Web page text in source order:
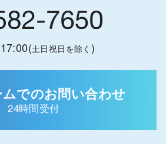
土日祝日を除く )
でのお問い合わせ
24時間受付